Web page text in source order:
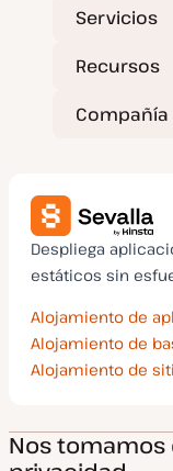
Servicios
Recursos
Compañía
Despliega
estáticos sin
Alojamiento de
Alojamiento de
Alojamiento de
Nos tomamos